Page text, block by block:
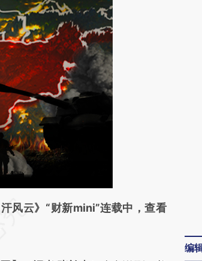
结开头增加这段话：本文由第三方
于财新文章
汗风云》“财新mini”连载中，查看
编